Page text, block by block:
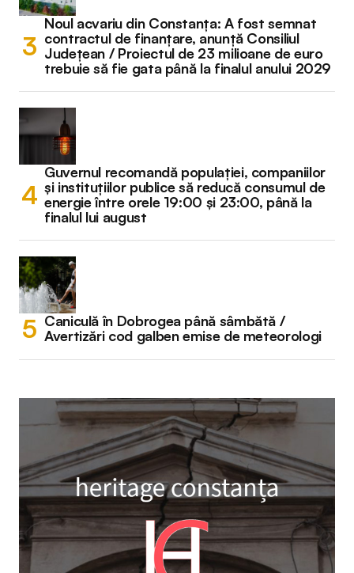
Noul acvariu din Constanța: A fost semnat
contractul de finanțare, anunță Consiliul
Județean / Proiectul de 23 milioane de euro
trebuie să fie gata până la finalul anului 2029
Guvernul recomandă populației, companiilor
și instituțiilor publice să reducă consumul de
energie între orele 19:00 și 23:00, până la
finalul lui august
Caniculă în Dobrogea până sâmbătă /
Avertizări cod galben emise de meteorologi